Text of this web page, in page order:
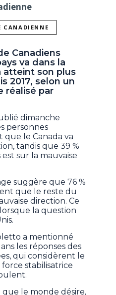
CANADIENNE
Canadiens
va dans la
atteint son plus
2017, selon un
réalisé par
dimanche
personnes
le Canada va
tandis que 39 %
sur la mauvaise
suggère que 76 %
que le reste du
direction. Ce
la question
a mentionné
les réponses des
qui considèrent le
stabilisatrice
que le monde désire,